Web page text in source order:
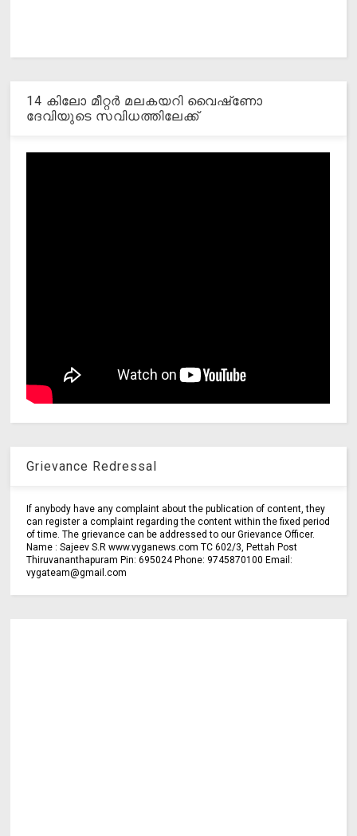
14 കിലോ മീറ്റര്‍ മലകയറി വൈഷ്‌ണോ
ദേവിയുടെ സവിധത്തിലേക്ക്
Grievance Redressal
If anybody have any complaint about the publication of content, they
can register a complaint regarding the content within the fixed period
of time. The grievance can be addressed to our Grievance Officer.
Name : Sajeev S.R www.vyganews.com TC 602/3, Pettah Post
Thiruvananthapuram Pin: 695024 Phone: 9745870100 Email:
vygateam@gmail.com